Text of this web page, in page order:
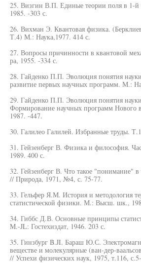
25. Визгин В.П. Единые теории поля в 1-
1985. -303 с.
26. Вихман Э. Квантовая физика.
Т.4) М.: Наука,1977. 414 с.
27. Вопросы причинности в квантовой
ра, 1955. -334 с.
28. Гайденко П.П. Эволюция понятия
развитие первых научных программ. М.:
29. Гайденко П.П. Эволюция понятия
Формирование научных программ Нового
1987. -447.
30. Галилео Галилей. Избранные труды.
31. Гейзенберг В. Физика и философия.
1989. 400 с.
32. Гейзенберг В. Что такое "понимание" в
// Природа, 1971, №4, с. 75-77.
33. Гельфер Я.М. История и методология
статистической физики. М.: Высш. шк.,
34. Гиббс Д.В. Основные принципы
M.-JL: Гостехиздат, 1946. 203 с.
35. Гинзбург B.JI. Бараш Ю.С.
веществе и молекулярные (ван-дер-
// Успехи физических наук, 1975, т.116,